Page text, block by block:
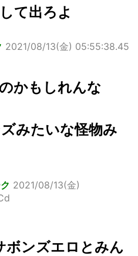
て出ろよ
2021/08/13(金) 05:55:38.45
かもしれんな
みたいな怪物み
2021/08/13(金)
ボンズエロとみん